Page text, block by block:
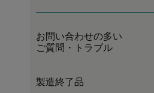
お問い合わせの多い
ご質問・トラブル
製造終了品